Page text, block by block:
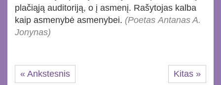
plačiąją auditoriją, o į asmenį. Rašytojas kalba
kaip asmenybė asmenybei. (Poetas Antanas A.
Jonynas)
« Ankstesnis Kitas »